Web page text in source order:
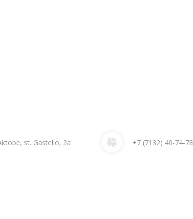
st. Gastello, 2a +7 (7132) 40-74-78